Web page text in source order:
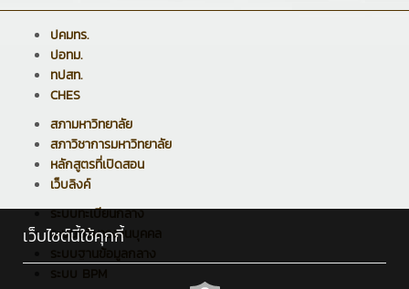
ปคมทร.
ปอทม.
ทปสท.
CHES
สภามหาวิทยาลัย
สภาวิชาการมหาวิทยาลัย
หลักสูตรที่เปิดสอน
เว็บลิงค์
ระบบทะเบียนกลาง
ระบบบริหารงานบุคคล
ระบบฐานข้อมูลกลาง
ระบบ BPM
เว็บไซต์นี้ใช้คุกกี้